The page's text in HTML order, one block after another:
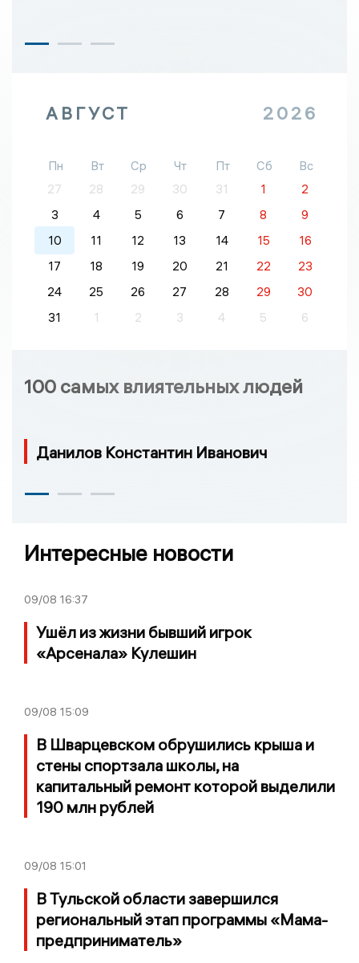
АВГУСТ 2026
Пн Вт Ср Чт Пт Сб
Вс
27
28 29 30 31 1
2
3
4 5 6 7 8
9
10
11 12 13 14 15
16
17
18 19 20 21 22
23
24
25 26 27 28 29
30
31
1 2 3 4 5 6
100 самых влиятельных людей
Данилов Константин Иванович
Интересные новости
09/08 16:37
Ушёл из жизни бывший игрок
«Арсенала» Кулешин
09/08 15:09
В Шварцевском обрушились крыша и
стены спортзала школы, на
капитальный ремонт которой выделили
190 млн рублей
09/08 15:01
В Тульской области завершился
региональный этап программы «Мама-
предприниматель»